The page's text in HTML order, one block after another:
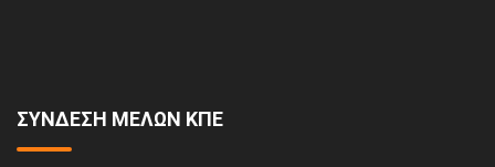
ΣΥΝΔΕΣΗ ΜΕΛΩΝ ΚΠΕ